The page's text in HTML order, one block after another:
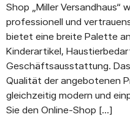
Shop „Miller Versandhaus“
professionell und
bietet eine breite Palette
Kinderartikel,
Geschäftsausstattung.
Qualität der angebotenen
gleichzeitig modern und
Sie den Online-Shop […]